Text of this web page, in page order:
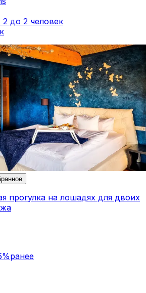
2 до 2 человек
прогулка на лошадях для двоих
%ранее